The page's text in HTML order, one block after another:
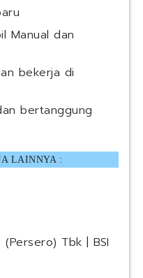
Manual dan
bekerja di
bertanggung
LAINNYA :
Tbk | BSI